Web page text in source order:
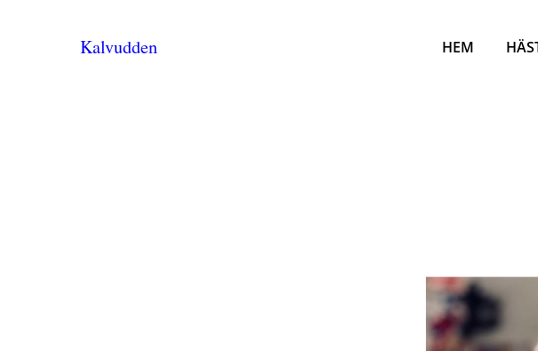
Kalvudden HEM